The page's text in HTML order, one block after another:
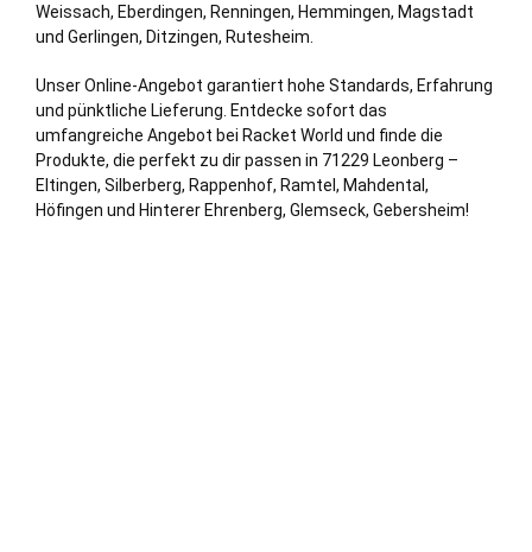
Weissach, Eberdingen, Renningen, Hemmingen, Magstadt
und Gerlingen, Ditzingen, Rutesheim
Unser Online-Angebot garantiert hohe Standards, Erfahrung
und pünktliche Lieferung. Entdecke sofort das
umfangreiche Angebot bei Racket World und finde die
Produkte, die perfekt zu dir passen in 71229 Leonberg –
Eltingen, Silberberg, Rappenhof, Ramtel, Mahdental,
Höfingen und Hinterer Ehrenberg, Glemseck, Gebersheim!